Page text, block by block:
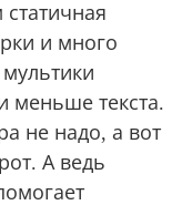
и много
меньше текста.
не надо, а вот
А ведь